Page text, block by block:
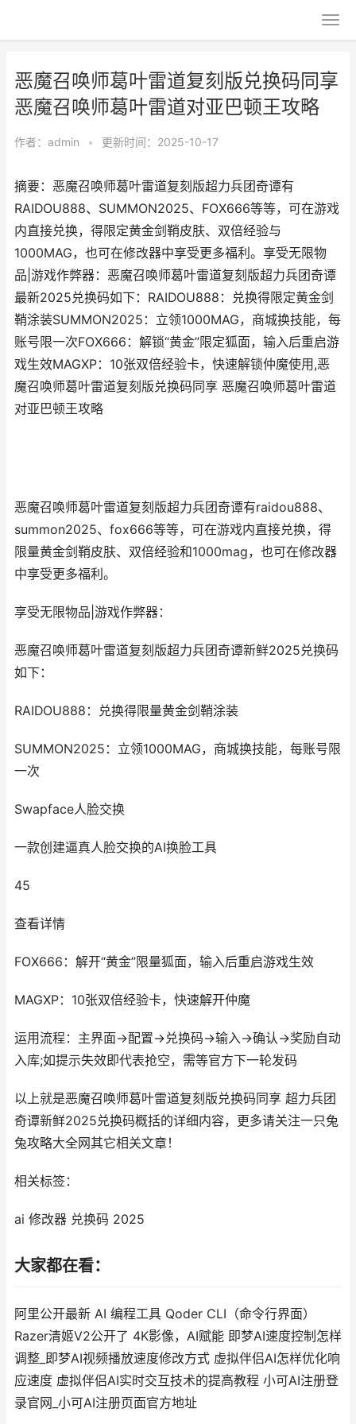
恶魔召唤师葛叶雷道复刻版兑换码同享
恶魔召唤师葛叶雷道对亚巴顿王攻略
作者： admin • 更新时间：2025-10-17
摘要：恶魔召唤师葛叶雷道复刻版超力兵团奇谭有
RAIDOU888、SUMMON2025、FOX666等等，可在游戏
内直接兑换，得限定黄金剑鞘皮肤、双倍经验与
1000MAG，也可在修改器中享受更多福利。享受无限物
品|游戏作弊器：恶魔召唤师葛叶雷道复刻版超力兵团奇谭
最新2025兑换码如下：RAIDOU888：兑换得限定黄金剑
鞘涂装SUMMON2025：立领1000MAG，商城换技能，每
账号限一次FOX666：解锁“黄金”限定狐面，输入后重启游
戏生效MAGXP：10张双倍经验卡，快速解锁仲魔使用,恶
魔召唤师葛叶雷道复刻版兑换码同享 恶魔召唤师葛叶雷道
对亚巴顿王攻略
恶魔召唤师葛叶雷道复刻版超力兵团奇谭有raidou888、
summon2025、fox666等等，可在游戏内直接兑换，得
限量黄金剑鞘皮肤、双倍经验和1000mag，也可在修改器
中享受更多福利。
享受无限物品|游戏作弊器：
恶魔召唤师葛叶雷道复刻版超力兵团奇谭新鲜2025兑换码
如下：
RAIDOU888：兑换得限量黄金剑鞘涂装
SUMMON2025：立领1000MAG，商城换技能，每账号限
一次
Swapface人脸交换
一款创建逼真人脸交换的AI换脸工具
45
查看详情
FOX666：解开“黄金”限量狐面，输入后重启游戏生效
MAGXP：10张双倍经验卡，快速解开仲魔
运用流程：主界面→配置→兑换码→输入→确认→奖励自动
入库;如提示失效即代表抢空，需等官方下一轮发码
以上就是恶魔召唤师葛叶雷道复刻版兑换码同享 超力兵团
奇谭新鲜2025兑换码概括的详细内容，更多请关注一只兔
兔攻略大全网其它相关文章！
相关标签：
ai 修改器 兑换码 2025
大家都在看：
阿里公开最新 AI 编程工具 Qoder CLI（命令行界面）
Razer清姬V2公开了 4K影像，AI赋能 即梦AI速度控制怎样
调整_即梦AI视频播放速度修改方式 虚拟伴侣AI怎样优化响
应速度 虚拟伴侣AI实时交互技术的提高教程 小可AI注册登
录官网_小可AI注册页面官方地址